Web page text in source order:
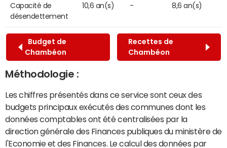
Capacité de
désendettement
10,6 an(s) - 8,6 an(s)
Budget de
Chambéon
Recettes de
Chambéon
Méthodologie :
Les chiffres présentés dans ce service sont ceux des
budgets principaux exécutés des communes dont les
données comptables ont été centralisées par la
direction générale des Finances publiques du ministère de
l'Economie et des Finances. Le calcul des données par